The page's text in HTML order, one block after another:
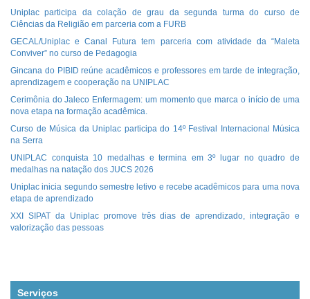
Uniplac participa da colação de grau da segunda turma do curso de
Ciências da Religião em parceria com a FURB
GECAL/Uniplac e Canal Futura tem parceria com atividade da “Maleta
Conviver” no curso de Pedagogia
Gincana do PIBID reúne acadêmicos e professores em tarde de integração,
aprendizagem e cooperação na UNIPLAC
Cerimônia do Jaleco Enfermagem: um momento que marca o início de uma
nova etapa na formação acadêmica.
Curso de Música da Uniplac participa do 14º Festival Internacional Música
na Serra
UNIPLAC conquista 10 medalhas e termina em 3º lugar no quadro de
medalhas na natação dos JUCS 2026
Uniplac inicia segundo semestre letivo e recebe acadêmicos para uma nova
etapa de aprendizado
XXI SIPAT da Uniplac promove três dias de aprendizado, integração e
valorização das pessoas
Serviços